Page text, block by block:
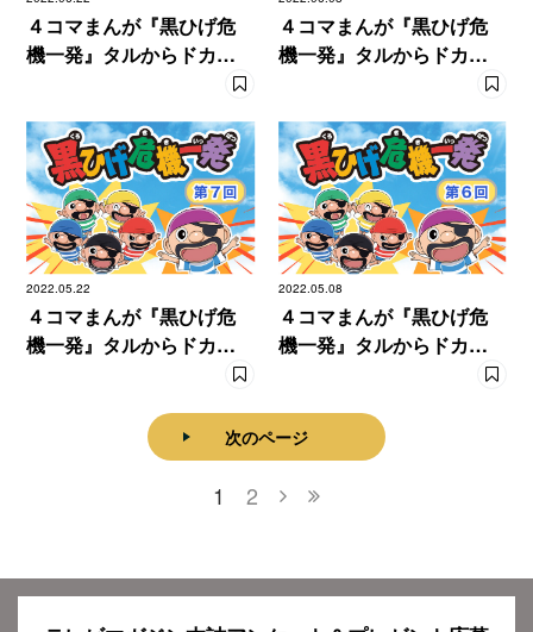
４コマまんが『黒ひげ危
機一発』タルからドカン
４コマまんが『黒ひげ危
機一発』タルからドカン
2022.05.22
４コマまんが『黒ひげ危
機一発』タルからドカン
2022.05.08
４コマまんが『黒ひげ危
機一発』タルからドカン
次のページ
1 2